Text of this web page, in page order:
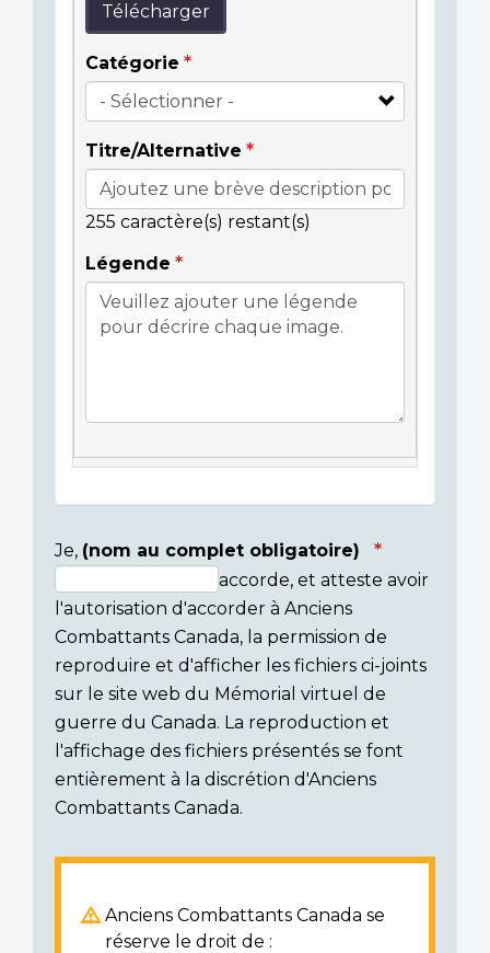
Télécharger
Catégorie
Titre/Alternative
255 caractère(s) restant(s)
Légende
Consent
section
Je, (nom au complet obligatoire)
accorde, et atteste avoir
l'autorisation d'accorder à Anciens
Combattants Canada, la permission de
reproduire et d'afficher les fichiers ci-joints
sur le site web du Mémorial virtuel de
guerre du Canada. La reproduction et
l'affichage des fichiers présentés se font
entièrement à la discrétion d'Anciens
Combattants Canada.
Anciens Combattants Canada se
réserve le droit de :